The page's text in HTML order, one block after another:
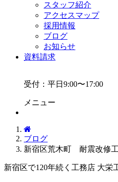
スタッフ紹介
アクセスマップ
採用情報
ブログ
お知らせ
資料請求
受付：平日9:00〜17:00
メニュー
ブログ
新宿区荒木町 耐震改修
新宿区で120年続く工務店 大栄